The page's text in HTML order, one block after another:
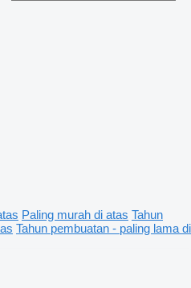
Paling murah di atas Tahun
Tahun pembuatan - paling lama di